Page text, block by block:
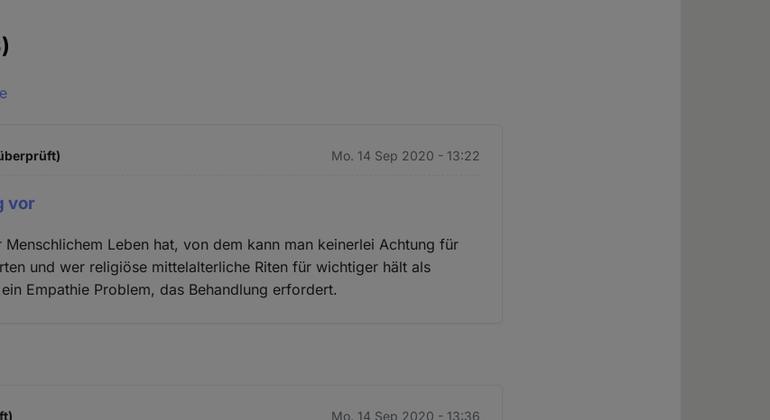
Mo. 14 Sep 2020 - 13:22
vor
Leben hat, von dem kann man keinerlei Achtung für
und wer religiöse mittelalterliche Riten für wichtiger hält als
Empathie Problem, das Behandlung erfordert.
Mo. 14 Sep 2020 - 13:36